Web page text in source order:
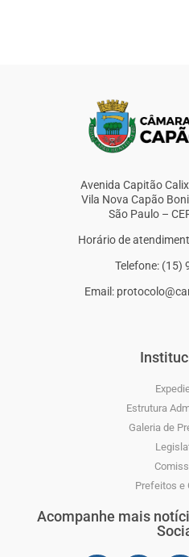
Avenida Capitão
Vila Nova Capão
São Paulo –
Horário de
Telefone: (15)
Email:
Estrutura
Galeria de
Prefeitos e
Acompanhe mais